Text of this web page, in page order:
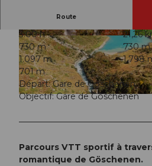
© Andermatt-Urserntal Tourismus GmbH, Ferienregion
© Andermatt-Urserntal Tourismus GmbH, Ferie
nregion Andermatt
©
Route
3:00 h
21,26
730 m
730 m
1.097 m
1.798
701 m
Départ: Gare de Göschenen
Objectif: Gare de Göschenen
Parcours VTT sportif à
romantique de Göschenen.